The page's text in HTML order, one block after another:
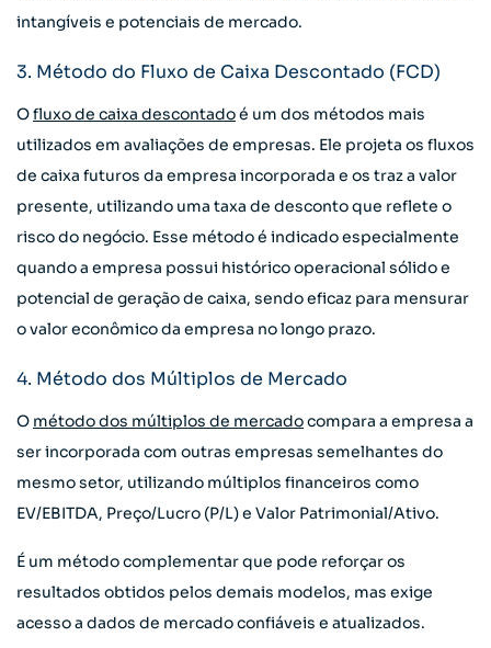
intangíveis e potenciais de mercado.
3. Método do Fluxo de Caixa Descontado (FCD)
Ofluxo de caixa descontadoé um dos métodos mais
utilizados em avaliações de empresas. Ele projeta os fluxos
de caixa futuros da empresa incorporada e os traz a valor
presente, utilizando uma taxa de desconto que reflete o
risco do negócio. Esse método é indicado especialmente
quando a empresa possui histórico operacional sólido e
potencial de geração de caixa, sendo eficaz para mensurar
o valor econômico da empresa no longo prazo.
4. Método dos Múltiplos de Mercado
O método dos múltiplos de mercadocompara a empresa a
ser incorporada com outras empresas semelhantes do
mesmo setor, utilizando múltiplos financeiros como
EV/EBITDA, Preço/Lucro (P/L) e Valor Patrimonial/Ativo.
É um método complementar que pode reforçar os
resultados obtidos pelos demais modelos, mas exige
acesso a dados de mercado confiáveis e atualizados.